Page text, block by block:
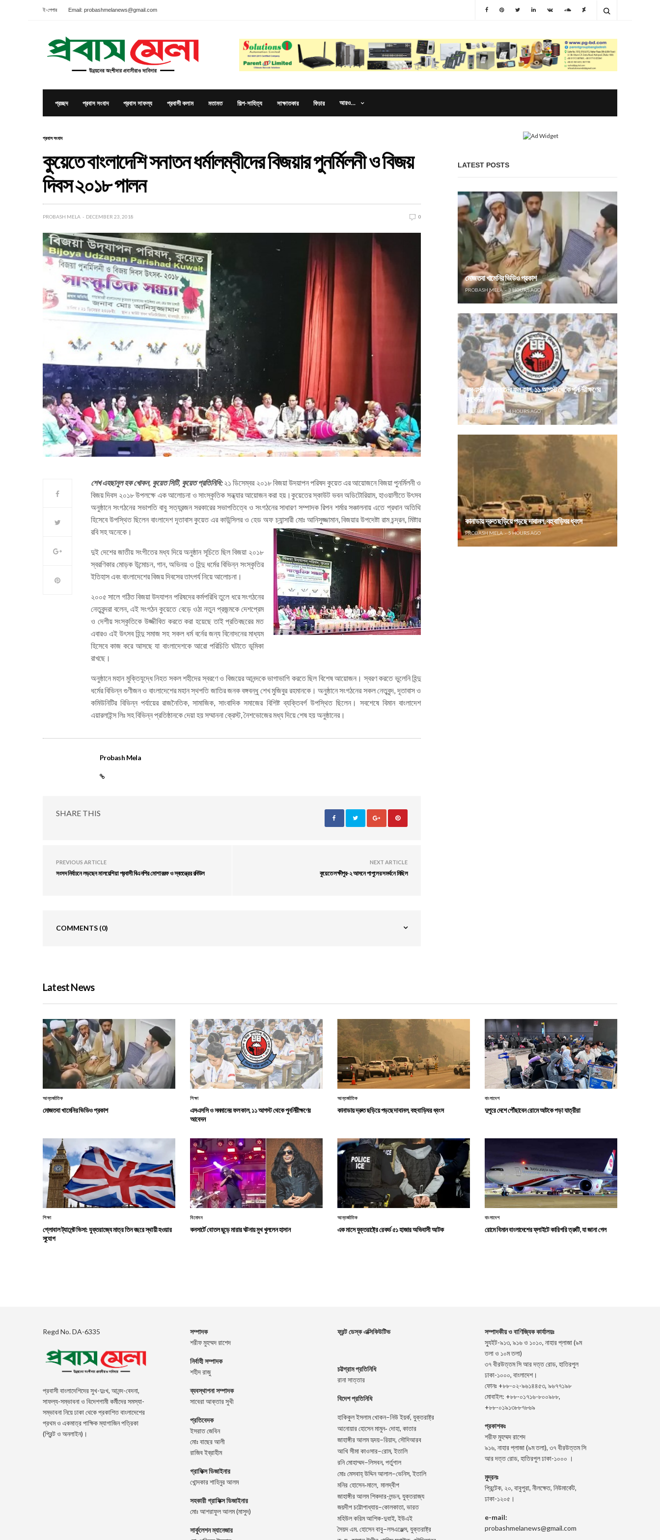
ই-পেপার Email: probashmelanews@gmail.com
প্রচ্ছদ প্রবাস সংবাদ প্রবাস সাফল্য প্রবাসী কলাম মতামত শিল্প-সাহিত্য সাক্ষাতকার ফিচার আরও…
প্রবাস সংবাদ
কুয়েতে বাংলাদেশি সনাতন ধর্মালম্বীদের বিজয়ার পুনর্মিলনী ও বিজয়
দিবস ২০১৮ পালন
PROBASH MELA DECEMBER 23, 2018 0
শেখ এহছানুল হক খোকন, কুয়েত সিটি, কুয়েত প্রতিনিধি:২১ ডিসেম্বর ২০১৮ বিজয়া উদয়াপন পরিষদ কুয়েত এর আয়োজনে বিজয়া পুনর্মিলনী ও
বিজয় দিবস ২০১৮ উপলক্ষে এক আলোচনা ও সাংস্কৃতিক সন্ধ্যার আয়োজন করা হয়।কুয়েতের স্কাউট ভবন অডিটোরিয়াম, হাওয়ালীতে উৎসব
অনুষ্ঠানে সংগঠনের সভাপতি বাবু সত্যরন্জন সরকারের সভাপতিত্বে ও সংগঠনের সাধারণ সম্পাদক রিপন শর্মার সঞ্চালনায় এতে প্রধান অতিথি
হিসেবে উপস্থিত ছিলেন বাংলাদেশ দূতাবাস কুয়েত এর কাউন্সিলর ও হেড অফ চ্যান্সারী মোঃ আনিসুজ্জামান, বিজয়ার উপদেষ্টা রাম চন্দ্রন, মিষ্টার
রবি সহ অনেকে।
দুই দেশের জাতীয় সংগীতের মধ্য দিয়ে অনুষ্ঠান সূচিতে ছিল বিজয়া ২০১৮
স্বরণিকার মোড়ক উন্মোচন, গান, অভিনয় ও হিন্দু ধর্মের বিভিন্ন সংস্কৃতির
ইতিহাস এবং বাংলাদেশের বিজয় দিবসের তাৎপর্য নিয়ে আলোচনা।
২০০৫ সালে গঠিত বিজয়া উদযাপন পরিষদের কর্মপরিধি তুলে ধরে সংগঠনের
নেতৃবৃন্দরা বলেন, এই সংগঠন কুয়েতে বেড়ে ওঠা নতুন প্রজন্মকে দেশপ্রেম
ও দেশীয় সংস্কৃতিকে উজ্জীবিত করতে করা হয়েছে তাই প্রতিবছরের মত
এবারও এই উৎসব হিন্দু সমাজ সহ সকল ধর্ম বর্নের জন্য বিনোদনের মাধ্যম
হিসেবে কাজ করে আসছে যা বাংলাদেশকে আরো পরিচিতি ঘটাতে ভূমিকা
রাখছে।
অনুষ্ঠানে মহান মুক্তিযুদ্ধে নিহত সকল শহীদের স্বরণে ও বিজয়ের আনন্দকে ভাগাভাগি করতে ছিল বিশেষ আয়োজন। স্বরণ করতে ভুলেনি হিন্দু
ধর্মের বিভিন্ন গুণীজন ও বাংলাদেশের মহান স্থপতি জাতির জনক বঙ্গবন্ধু শেখ মুজিবুর রহমানকে। অনুষ্ঠানে সংগঠনের সকল নেতৃবৃন্দ, দূতাবাস ও
কমিউনিটির বিভিন্ন পর্যায়ের রাজনৈতিক, সামাজিক, সাংবাদিক সমাজের বিশিষ্ট ব্যক্তিবর্গ উপস্থিত ছিলেন। সবশেষে বিমান বাংলাদেশ
এয়ারলাইন্স লিঃ সহ বিভিন্ন প্রতিষ্ঠানকে দেয়া হয় সম্মাননা ক্রেস্ট, নৈশভোজের মধ্য দিয়ে শেষ হয় অনুষ্ঠানের।
Probash Mela
SHARE THIS
PREVIOUS ARTICLE
সংসদ নির্বাচনে লড়ছেন মালয়েশিয়া প্রবাসী বিএনপির মোশাররফ ও স্বতন্ত্রের রবিউল
NEXT ARTICLE
কুয়েতে লক্ষীপুর-২ আসনে পাপুলের সমর্থনে মিছিল
COMMENTS (0)
LATEST POSTS
মোজতবা খামেনির ভিডিও প্রকাশ
PROBASH MELA 3 HOURS AGO
এসএসসি ও সমমানের ফল কাল, ১১ আগস্ট থেকে পুনর্নিরীক্ষণের
আবেদন
PROBASH MELA 4 HOURS AGO
কানাডায় দ্রুত ছড়িয়ে পড়ছে দাবানল, বহু বাড়িঘর ধ্বংস
PROBASH MELA 5 HOURS AGO
Latest News
আন্তর্জাতিক
মোজতবা খামেনির ভিডিও প্রকাশ
শিক্ষা
এসএসসি ও সমমানের ফল কাল, ১১ আগস্ট থেকে পুনর্নিরীক্ষণের
আবেদন
আন্তর্জাতিক
কানাডায় দ্রুত ছড়িয়ে পড়ছে দাবানল, বহু বাড়িঘর ধ্বংস
বাংলাদেশ
দুপুরে দেশে পৌঁছাবেন রোমে আটকে পড়া যাত্রীরা
শিক্ষা
গ্লোবাল ট্যালেন্ট ভিসা: যুক্তরাজ্যে মাত্র তিন বছরে স্থায়ী হওয়ার
সুযোগ
বিনোদন
কনসার্টে বোতল ছুড়ে মারার ঘটনায় মুখ খুললেন হাসান
আন্তর্জাতিক
এক মাসে যুক্তরাষ্ট্রে রেকর্ড ৫১ হাজার অভিবাসী আটক
বাংলাদেশ
রোমে বিমান বাংলাদেশের ফ্লাইটে কারিগরি ত্রুটি, যা জানা গেল
Regd No. DA-6335
প্রবাসী বাংলাদেশিদের সুখ-দুঃখ, আনন্দ-বেদনা,
সাফল্য-সম্ভাবনা ও বিদেশগামী কর্মীদের সমস্যা-
সম্ভাবনা নিয়ে ঢাকা থেকে প্রকাশিত বাংলাদেশের
প্রথম ও একমাত্র পাক্ষিক ম্যাগাজিন পত্রিকা
(প্রিন্ট ও অনলাইন)।
সম্পাদক
শরীফ মুহম্মদ রাশেদ
নির্বাহী সম্পাদক
শহীদ রাজু
ব্যবস্থাপনা সম্পাদক
সাবেরা আক্তার সুখী
প্রতিবেদক
ইসরাত জেবিন
মোঃ বাছের আলী
রাজিব ইব্রাহীম
গ্রাফিক্স ডিজাইনার
খোন্দকার শাহিনুর আলম
সহকারী গ্রাফিক্স ডিজাইনার
মোঃ আশরাফুল আলম (মাসুদ)
সার্কুলেশন ম্যানেজার
ফ্রন্ট ডেস্ক এক্সিকিউটিভ
চট্টগ্রাম প্রতিনিধি
রানা সাত্তার
বিদেশ প্রতিনিধি
হাকিকুল ইসলাম খোকন–নিউ ইয়র্ক, যুক্তরাষ্ট্র
আনোয়ার হোসেন মামুন- দোহা, কাতার
জাহাঙ্গীর আলম হৃদয়–রিয়াদ, সৌদিআরব
আখি সীমা কাওসার–রোম,ইতালি
রনি মোহাম্মদ–লিসবন, পর্তুগাল
মোঃ মেসবাহ্ উদ্দিন আলাল–ভেনিস,ইতালি
মনির হোসেন-মালে, মালদ্বীপ
জাহাঙ্গীর আলম শিকদার-লন্ডন, যুক্তরাজ্য
জয়দীপ চট্টোপাধ্যায়–কোলকাতা, ভারত
মহিউল করিম আশিক-দুবাই, ইউএই
সৈয়দ এম. হোসেন বাবু–লসএঞ্জেল্স, যুক্তরাষ্ট্র
সম্পাদকীয় ও বাণিজ্যিক কার্যালয়ঃ
স্যুইট-৯১৩, ৯১৬ ও ১০১০, নাহার প্লাজা (৯ম
তলা ও ১০ম তলা)
৩৭ বীরউত্তম সি আর দত্ত রোড, হাতিরপুল
ঢাকা-১০০০, বাংলাদেশ।
ফোনঃ +৮৮-০২-৯৬১৪৪৫৩, ৯৬৭৭১৯৮
মোবাইল: +৮৮-০১৭১৬-৮০০৯৮৮,
+৮৮-০১৯১৩৮৮৭৮৬৯
প্রকাশকঃ
শরীফ মুহম্মদ রাশেদ
৯১৬, নাহার প্লাজা (৯ম তলা), ৩৭ বীরউত্তম সি
আর দত্ত রোড, হাতিরপুল ঢাকা-১০০০ ।
মুদ্রনঃ
প্রিন্টেক, ২০, বাবুপুরা, নীলক্ষেত, নিউমার্কেট,
ঢাকা-১২০৫।
e-mail:
probashmelanews@gmail.com